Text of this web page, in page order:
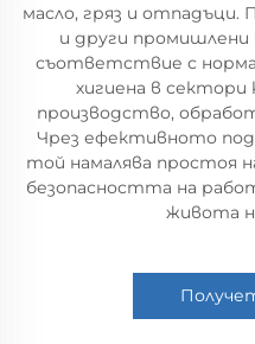
масло, гряз и отпадъци.
и други
съответствие с
хигиена в
производство,
Чрез ефективното
той намалява простоя
безопасността на
живота